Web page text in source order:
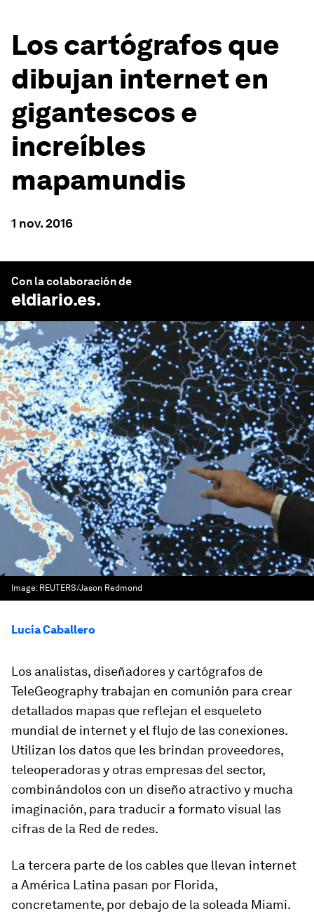
Los cartógrafos que
dibujan internet en
gigantescos e
increíbles
mapamundis
1 nov. 2016
Con la colaboración de
eldiario.es.
Image: REUTERS/Jason Redmond
Lucía Caballero
Los analistas, diseñadores y cartógrafos de
TeleGeography trabajan en comunión para crear
detallados mapas que reflejan el esqueleto
mundial de internet y el flujo de las conexiones.
Utilizan los datos que les brindan proveedores,
teleoperadoras y otras empresas del sector,
combinándolos con un diseño atractivo y mucha
imaginación, para traducir a formato visual las
cifras de la Red de redes.
La tercera parte de los cables que llevan internet
a América Latina pasan por Florida,
concretamente, por debajo de la soleada Miami.